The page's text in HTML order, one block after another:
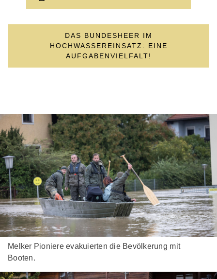
DAS BUNDESHEER IM
HOCHWASSEREINSATZ: EINE
AUFGABENVIELFALT!
Melker Pioniere evakuierten die Bevölkerung mit
Booten.